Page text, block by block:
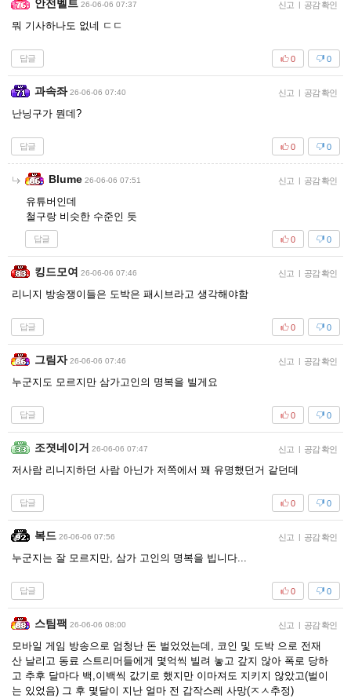
안전벨트 26-06-06 07:37 신고 공감 확인
뭐 기사하나도 없네 ㄷㄷ
답글 0
0
과속좌 26-06-06 07:40 신고 공감 확인
난닝구가 뭔데?
답글 0
0
Blume 26-06-06 07:51 신고 공감 확인
유튜버인데
철구랑 비슷한 수준인 듯
답글 0
0
킹드모여 26-06-06 07:46 신고 공감 확인
리니지 방송쟁이들은 도박은 패시브라고 생각해야함
답글 0
0
그림자 26-06-06 07:46 신고 공감 확인
누군지도 모르지만 삼가고인의 명복을 빌게요
답글 0
0
조졋네이거 26-06-06 07:47 신고 공감 확인
저사람 리니지하던 사람 아닌가 저쪽에서 꽤 유명했던거 같던데
답글 0
0
복드 26-06-06 07:56 신고 공감 확인
누군지는 잘 모르지만, 삼가 고인의 명복을 빕니다...
답글 0
0
스팀팩 26-06-06 08:00 신고 공감 확인
모바일 게임 방송으로 엄청난 돈 벌었었는데, 코인 및 도박 으로 전재
산 날리고 동료 스트리머들에게 몇억씩 빌려 놓고 갚지 않아 폭로 당하
고 추후 달마다 백,이백씩 값기로 했지만 이마져도 지키지 않았고(벌이
는 있었음) 그 후 몇달이 지난 얼마 전 갑작스레 사망(ㅈㅅ추정)